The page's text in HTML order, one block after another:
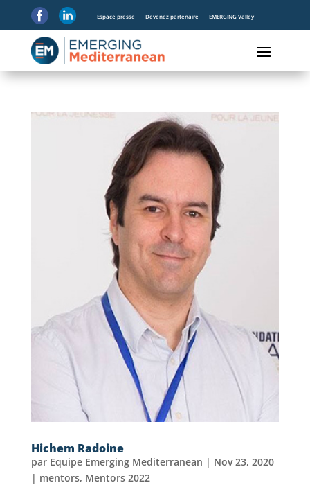
Espace presse Devenez partenaire EMERGING Valley
Hichem Radoine
par Equipe Emerging Mediterranean | Nov 23, 2020
| mentors, Mentors 2022